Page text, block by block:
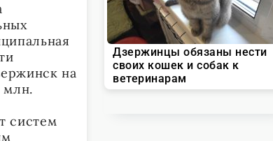
на
млн.
систем